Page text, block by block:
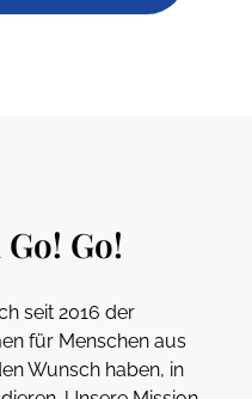
Go!
seit 2016 der
für Menschen aus
Wunsch haben, in